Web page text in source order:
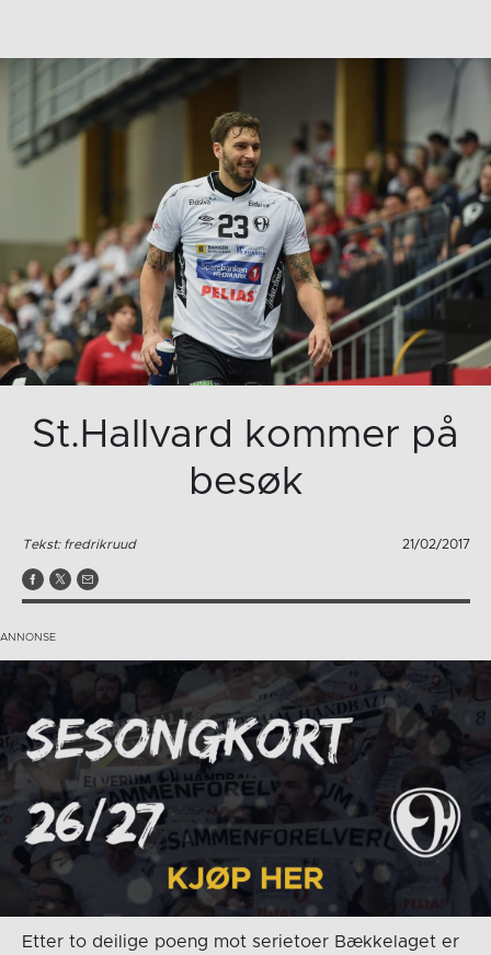
St.Hallvard kommer på
besøk
Tekst: fredrikruud 21/02/2017
Etter to deilige poeng mot serietoer Bækkelaget er